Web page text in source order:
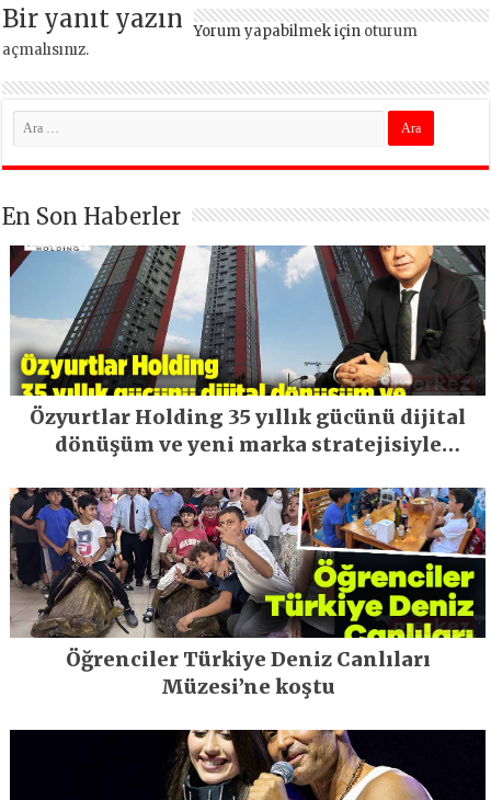
Bir yanıt yazın Yorum yapabilmek için oturum
açmalısınız.
En Son Haberler
Özyurtlar Holding 35 yıllık gücünü dijital
dönüşüm ve yeni marka stratejisiyle
Öğrenciler Türkiye Deniz Canlıları
Müzesi’ne koştu